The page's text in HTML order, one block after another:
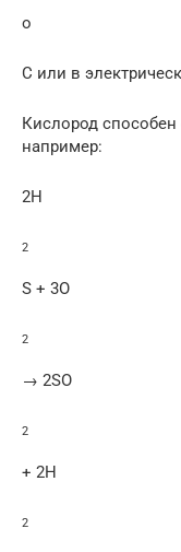
o
C или в
Кислород
например:
2H
2
S + 3O
2
→ 2SO
2
+ 2H
2